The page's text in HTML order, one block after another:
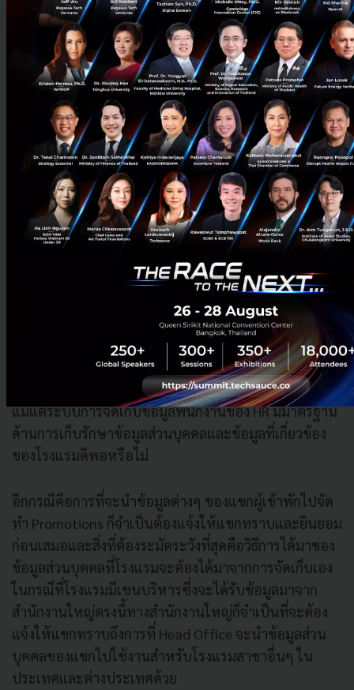
เปิดเผยข้อมูลส่วนบุคคลโดยที่ไม่ต้องแจ้งให้เจ้าของข้อมูล
ส่วนบุคคลทราบล่วงหน้าจะต้องเป็นการกระทำตามมาตรา
ใดใน พ.ร.บ. ฉบับนี้ที่รองรับว่าอนุญาตให้ทำได้หรือ
เป็นการเปิดเผยตามอำนาจที่มีกฎหมายอื่นรองรับว่า
สามารถเปิดเผยได้โดยไม่ต้องแจ้งให้เจ้าของข้อมูลทราบ
ล่วงหน้าซึ่งโดยทั่วไปส่วนใหญ่ก็เป็นการเปิดเผยด้วยเหตุผล
ด้านความมั่นคง ระงับความเสียหายต่อชีวิตและเพื่อ
ประโยชน์ของเจ้าของข้อมูลเองเป็นหลัก
ทั้งหมดนี้คือสรุปสาระสำคัญของ พ.ร.บ. ข้อมูลส่วนบุคคลที่
เกี่ยวข้องกับอุตสาหกรรมโรงแรม (ตามกฎหมายคือ “ผู้
ควบคุมข้อมูลส่วนบุคคล”) ซึ่งในอนาคตการจัดเก็บข้อมูล
แขกผู้เข้าพักและรวมถึงข้อมูลของพนักงานด้วยก็ตาม
จำเป็นอย่างยิ่งที่จะต้องใช้ความระมัดระวังในการจัดเก็บ
นอกจากนี้การเลือกผู้ให้บริการที่มีฐานะเป็น “ผู้ประมวบ
ผลข้อมูลส่วนบุคคล” ตาม พ.ร.บ. ฉบับนี้ก็จำเป็นอย่างยิ่งที่
จะต้องใช้ความระมัดระวังและตรวจสอบให้ดีว่าผู้ให้
บริการไม่ว่าจะเป็นระบบ Cloud ของ PMS, POS, หรือ
แม้แต่ระบบการจัดเก็บข้อมูลพนักงานของ HR มีมาตรฐาน
ด้านการเก็บรักษาข้อมูลส่วนบุคคลและข้อมูลที่เกี่ยวข้อง
ของโรงแรมดีพอหรือไม่
อีกกรณีคือการที่จะนำข้อมูลต่างๆ ของแขกผู้เข้าพักไปจัด
ทำ Promotions ก็จำเป็นต้องแจ้งให้แขกทราบและยินยอม
ก่อนเสมอและสิ่งที่ต้องระมัดระวังที่สุดคือวิธีการได้มาของ
ข้อมูลส่วนบุคคลที่โรงแรมจะต้องได้มาจากการจัดเก็บเอง
ในกรณีที่โรงแรมมีเชนบริหารซึ่งจะได้รับข้อมูลมาจาก
สำนักงานใหญ่ตรงนี้ทางสำนักงานใหญ่ก็จำเป็นที่จะต้อง
แจ้งให้แขกทราบถึงการที่ Head Office จะนำข้อมูลส่วน
บุคคลของแขกไปใช้งานสำหรับโรงแรมสาขาอื่นๆ ใน
ประเทศและต่างประเทศด้วย